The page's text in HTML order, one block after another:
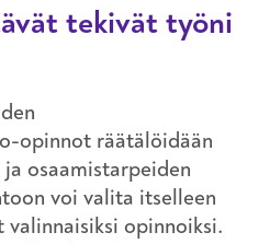
tekivät työni
opinnot räätälöidään
osaamistarpeiden
voi valita itselleen
opinnoiksi.